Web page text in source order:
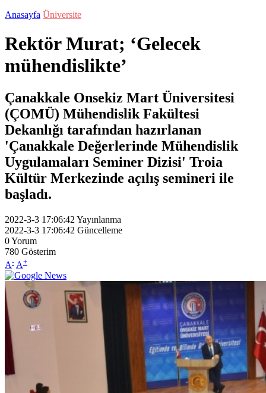
Anasayfa Üniversite
Rektör Murat; ‘Gelecek
mühendislikte’
Çanakkale Onsekiz Mart Üniversitesi
(ÇOMÜ) Mühendislik Fakültesi
Dekanlığı tarafından hazırlanan
'Çanakkale Değerlerinde Mühendislik
Uygulamaları Seminer Dizisi' Troia
Kültür Merkezinde açılış semineri ile
başladı.
2022-3-3 17:06:42 Yayınlanma
2022-3-3 17:06:42 Güncelleme
0Yorum
780 Gösterim
A- A+